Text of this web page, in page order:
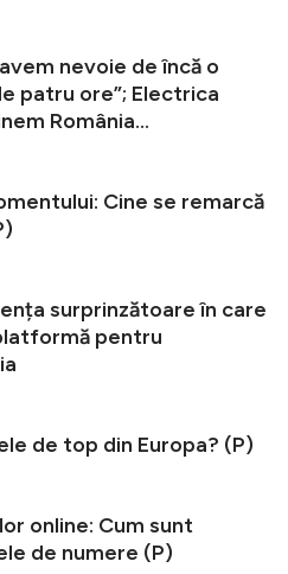
nevoie de încă o
patru ore”; Electrica
România...
Cine se remarcă
surprinzătoare în care
pentru
de top din Europa? (P)
online: Cum sunt
de numere (P)